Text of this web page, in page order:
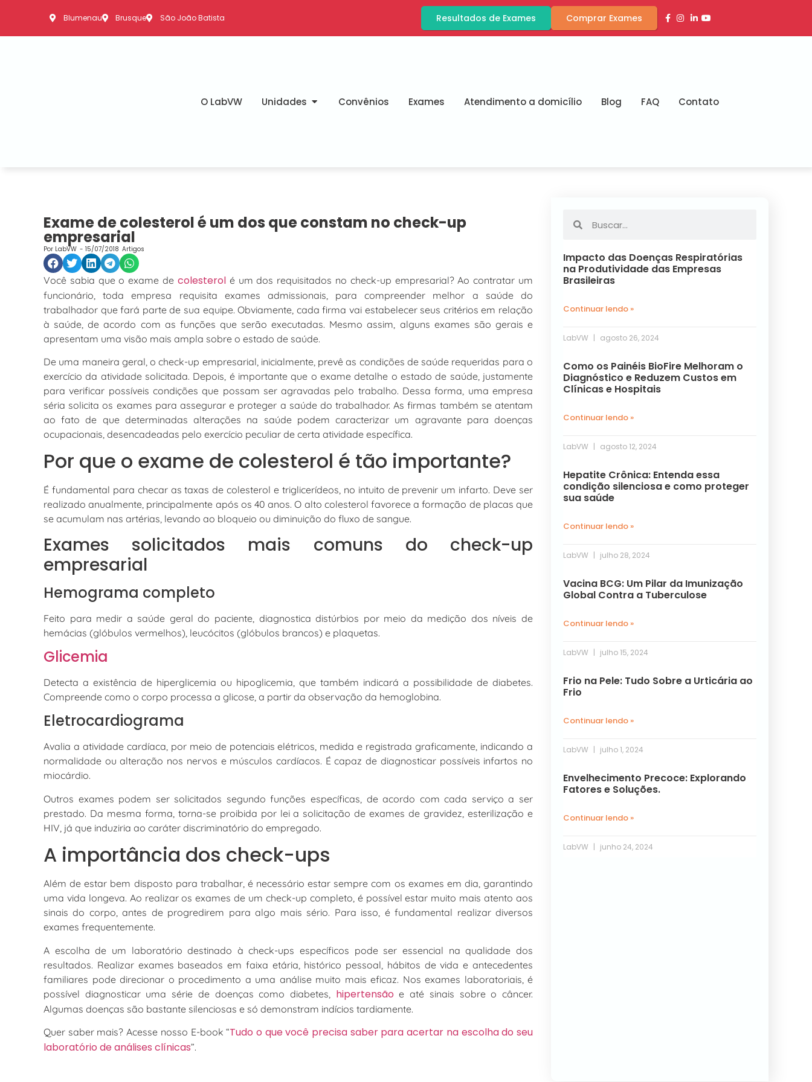
Blumenau Brusque São João Batista Resultados de Exames Comprar Exames
O LabVW Unidades Convênios Exames Atendimento a domicílio Blog FAQ Contato
Exame de colesterol é um dos que constam no check-up
empresarial
Por LabVW - 15/07/2018 Artigos
Você sabia que o exame de colesterolé um dos requisitados no check-up empresarial? Ao contratar um
funcionário, toda empresa requisita exames admissionais, para compreender melhor a saúde do
trabalhador que fará parte de sua equipe. Obviamente, cada firma vai estabelecer seus critérios em relação
à saúde, de acordo com as funções que serão executadas. Mesmo assim, alguns exames são gerais e
apresentam uma visão mais ampla sobre o estado de saúde.
De uma maneira geral, o check-up empresarial, inicialmente, prevê as condições de saúde requeridas para o
exercício da atividade solicitada. Depois, é importante que o exame detalhe o estado de saúde, justamente
para verificar possíveis condições que possam ser agravadas pelo trabalho. Dessa forma, uma empresa
séria solicita os exames para assegurar e proteger a saúde do trabalhador. As firmas também se atentam
ao fato de que determinadas alterações na saúde podem caracterizar um agravante para doenças
ocupacionais, desencadeadas pelo exercício peculiar de certa atividade específica.
Por que o exame de colesterol é tão importante?
É fundamental para checar as taxas de colesterol e triglicerídeos, no intuito de prevenir um infarto. Deve ser
realizado anualmente, principalmente após os 40 anos. O alto colesterol favorece a formação de placas que
se acumulam nas artérias, levando ao bloqueio ou diminuição do fluxo de sangue.
Exames solicitados mais comuns do check-up
empresarial
Hemograma completo
Feito para medir a saúde geral do paciente, diagnostica distúrbios por meio da medição dos níveis de
hemácias (glóbulos vermelhos), leucócitos (glóbulos brancos) e plaquetas.
Glicemia
Detecta a existência de hiperglicemia ou hipoglicemia, que também indicará a possibilidade de diabetes.
Compreende como o corpo processa a glicose, a partir da observação da hemoglobina.
Eletrocardiograma
Avalia a atividade cardíaca, por meio de potenciais elétricos, medida e registrada graficamente, indicando a
normalidade ou alteração nos nervos e músculos cardíacos. É capaz de diagnosticar possíveis infartos no
miocárdio.
Outros exames podem ser solicitados segundo funções específicas, de acordo com cada serviço a ser
prestado. Da mesma forma, torna-se proibida por lei a solicitação de exames de gravidez, esterilização e
HIV, já que induziria ao caráter discriminatório do empregado.
A importância dos check-ups
Além de estar bem disposto para trabalhar, é necessário estar sempre com os exames em dia, garantindo
uma vida longeva. Ao realizar os exames de um check-up completo, é possível estar muito mais atento aos
sinais do corpo, antes de progredirem para algo mais sério. Para isso, é fundamental realizar diversos
exames frequentemente.
A escolha de um laboratório destinado à check-ups específicos pode ser essencial na qualidade dos
resultados. Realizar exames baseados em faixa etária, histórico pessoal, hábitos de vida e antecedentes
familiares pode direcionar o procedimento a uma análise muito mais eficaz. Nos exames laboratoriais, é
possível diagnosticar uma série de doenças como diabetes, hipertensão e até sinais sobre o câncer.
Algumas doenças são bastante silenciosas e só demonstram indícios tardiamente.
Quer saber mais? Acesse nosso E-book “Tudo o que você precisa saber para acertar na escolha do seu
laboratório de análises clínicas”.
Impacto das Doenças Respiratórias
na Produtividade das Empresas
Brasileiras
Continuar lendo »
LabVW agosto 26, 2024
Como os Painéis BioFire Melhoram o
Diagnóstico e Reduzem Custos em
Clínicas e Hospitais
Continuar lendo »
LabVW agosto 12, 2024
Hepatite Crônica: Entenda essa
condição silenciosa e como proteger
sua saúde
Continuar lendo »
LabVW julho 28, 2024
Vacina BCG: Um Pilar da Imunização
Global Contra a Tuberculose
Continuar lendo »
LabVW julho 15, 2024
Frio na Pele: Tudo Sobre a Urticária ao
Frio
Continuar lendo »
LabVW julho 1, 2024
Envelhecimento Precoce: Explorando
Fatores e Soluções.
Continuar lendo »
LabVW junho 24, 2024